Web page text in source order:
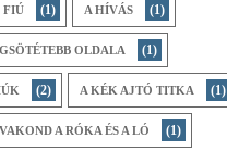
FIÚ (1) A HÍVÁS (1)
OLDALA (1)
(2) A KÉK AJTÓ TITKA (1)
A RÓKA ÉS A LÓ (1)